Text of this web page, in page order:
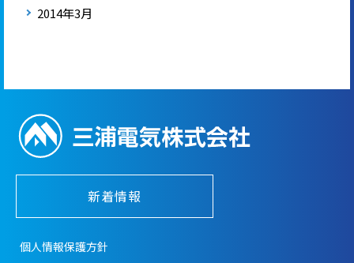
2014年3月
新着情報
個人情報保護方針